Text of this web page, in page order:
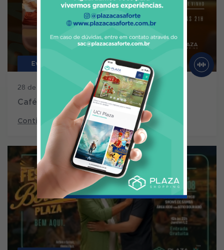
Eventos
28 de julho de 2026
Café com Jazz 3ª edição
Continue lendo